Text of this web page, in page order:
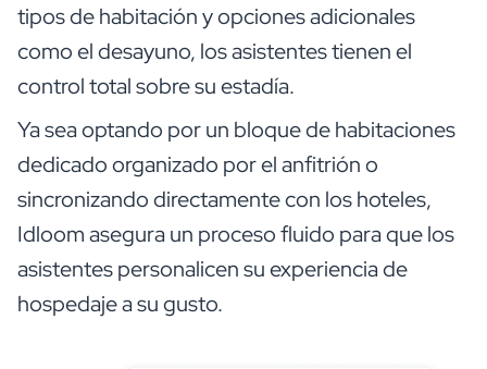
tipos de habitación y opciones adicionales
como el desayuno, los asistentes tienen el
control total sobre su estadía.
Ya sea optando por un bloque de habitaciones
dedicado organizado por el anfitrión o
sincronizando directamente con los hoteles,
Idloom asegura un proceso fluido para que los
asistentes personalicen su experiencia de
hospedaje a su gusto.